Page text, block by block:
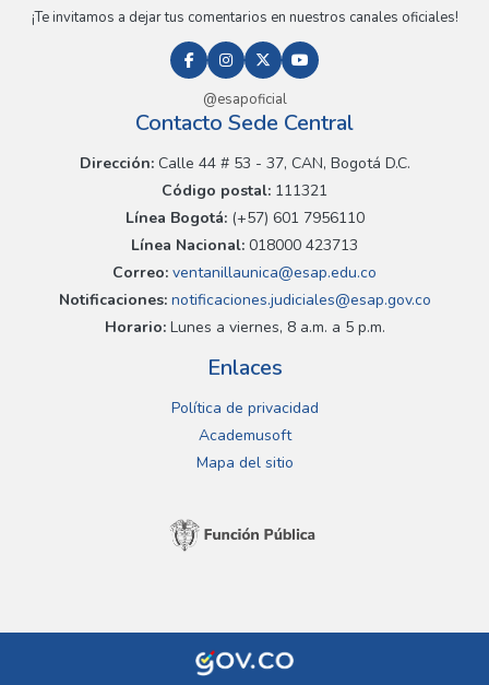
¡Te invitamos a dejar tus comentarios en nuestros canales oficiales!
@esapoficial
Contacto Sede Central
Dirección:Calle 44 # 53 - 37, CAN, Bogotá D.C.
Código postal: 111321
Línea Bogotá:(+57) 601 7956110
Línea Nacional: 018000 423713
Correo: ventanillaunica@esap.edu.co
Notificaciones:notificaciones.judiciales@esap.gov.co
Horario:Lunes a viernes, 8 a.m. a 5 p.m.
Enlaces
Política de privacidad
Academusoft
Mapa del sitio